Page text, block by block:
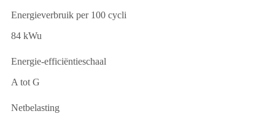
Energieverbruik per 100 cycli
84 kWu
Energie-efficiëntieschaal
A tot G
Netbelasting